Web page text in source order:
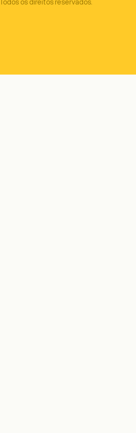
os direitos reservados.